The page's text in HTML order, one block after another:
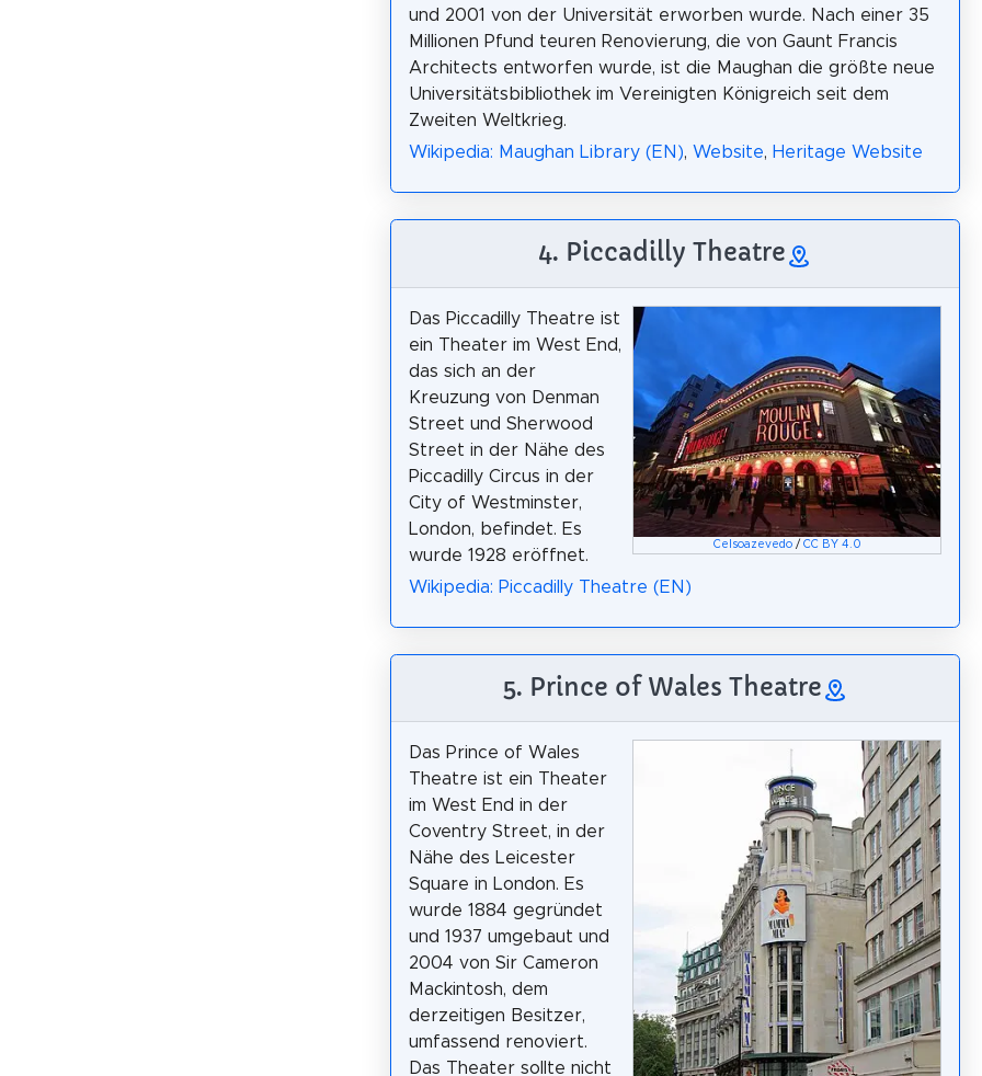
und 2001 von der Universität erworben wurde. Nach einer 35
Millionen Pfund teuren Renovierung, die von Gaunt Francis
Architects entworfen wurde, ist die Maughan die größte neue
Universitätsbibliothek im Vereinigten Königreich seit dem
Zweiten Weltkrieg.
Wikipedia: Maughan Library (EN), Website, Heritage Website
4. Piccadilly Theatre
Celsoazevedo/ CC BY 4.0
Das Piccadilly Theatre ist
ein Theater im West End,
das sich an der
Kreuzung von Denman
Street und Sherwood
Street in der Nähe des
Piccadilly Circus in der
City of Westminster,
London, befindet. Es
wurde 1928 eröffnet.
Wikipedia: Piccadilly Theatre (EN)
5. Prince of Wales Theatre
Das Prince of Wales
Theatre ist ein Theater
im West End in der
Coventry Street, in der
Nähe des Leicester
Square in London. Es
wurde 1884 gegründet
und 1937 umgebaut und
2004 von Sir Cameron
Mackintosh, dem
derzeitigen Besitzer,
umfassend renoviert.
Das Theater sollte nicht